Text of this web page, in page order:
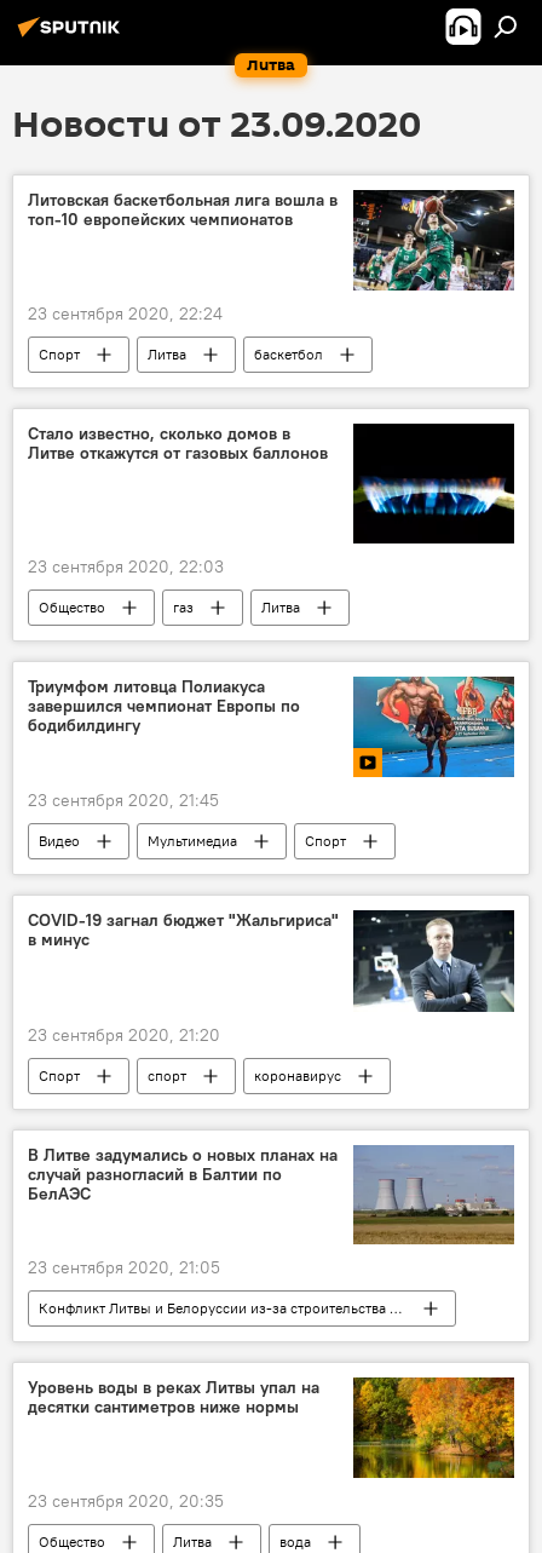
Литва
Новости от 23.09.2020
Литовская баскетбольная лига вошла в
топ-10 европейских чемпионатов
23 сентября 2020, 22:24
Спорт Литва
баскетбол
спорт
Стало известно, сколько домов в
Литве откажутся от газовых баллонов
23 сентября 2020, 22:03
Общество газ Литва
Триумфом литовца Полиакуса
завершился чемпионат Европы по
бодибилдингу
23 сентября 2020, 21:45
Видео Мультимедиа
Спорт
спорт
COVID-19 загнал бюджет "Жальгириса"
в минус
23 сентября 2020, 21:20
Спорт спорт
коронавирус
Баскетбольный клуб "Жальгирис"
баскетбол
В Литве задумались о новых планах на
случай разногласий в Балтии по
БелАЭС
23 сентября 2020, 21:05
Конфликт Литвы и Белоруссии из-за строительства АЭС
В Литве
Экономика
Энергетика. LIVE
Литва БелАЭС
Уровень воды в реках Литвы упал на
десятки сантиметров ниже нормы
23 сентября 2020, 20:35
Общество Литва
вода